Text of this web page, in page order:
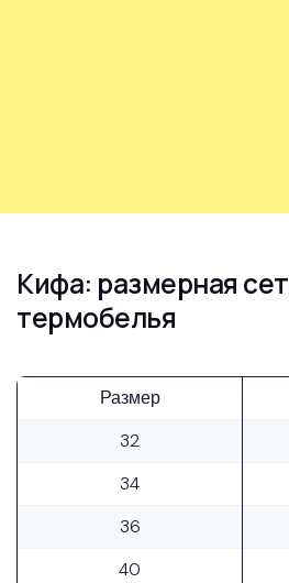
Кифа: размерная
термобелья
Размер
32
34
36
40